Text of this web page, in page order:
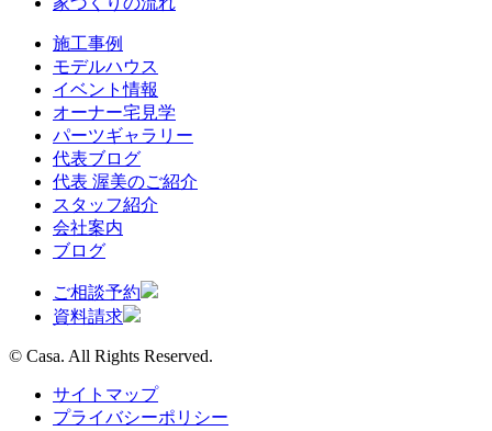
施工事例
モデルハウス
イベント情報
オーナー宅見学
パーツギャラリー
代表ブログ
代表 渥美のご紹介
スタッフ紹介
会社案内
ブログ
ご相談予約
資料請求
© Casa. All Rights Reserved.
サイトマップ
プライバシーポリシー